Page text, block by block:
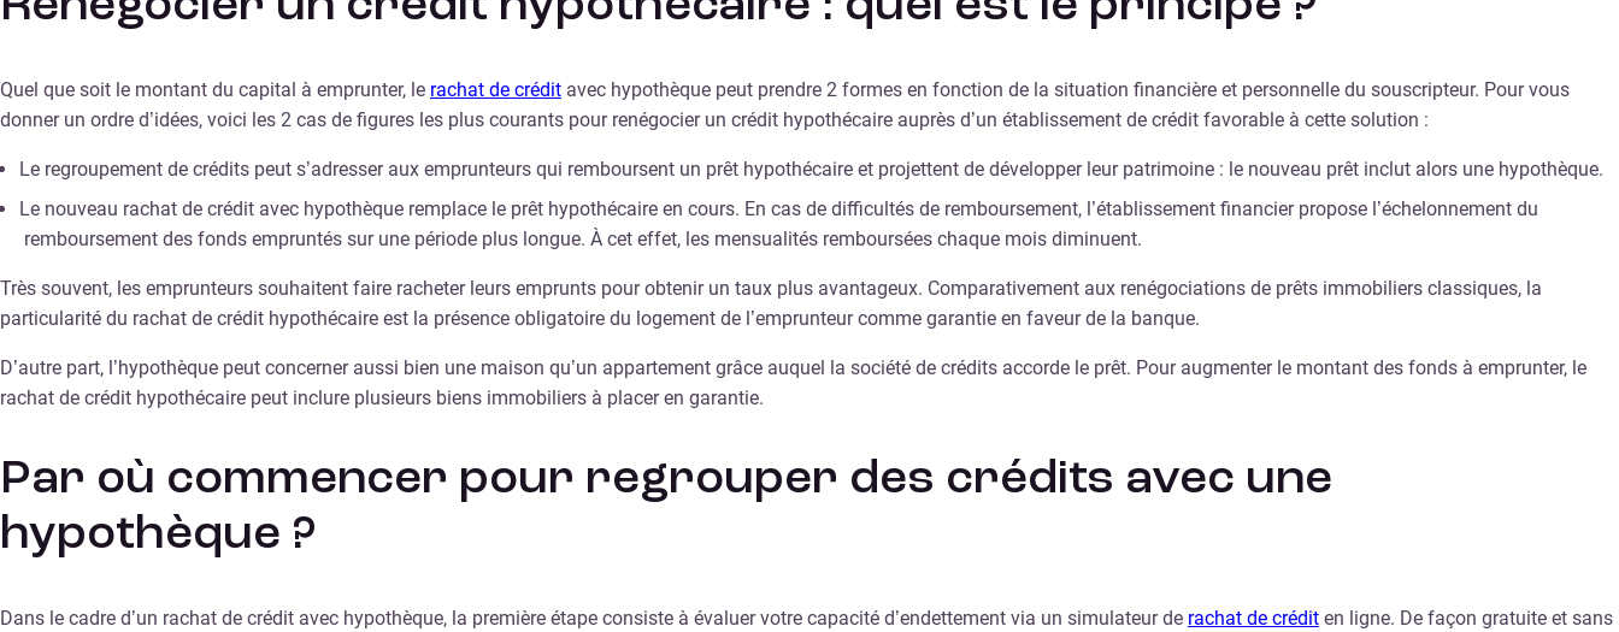
Quel que soit le montant du capital à emprunter, le rachat de crédit avec hypothèque peut prendre 2 formes en fonction de la situation financière et personnelle du souscripteur. Pour vous
donner un ordre d’idées, voici les 2 cas de figures les plus courants pour renégocier un crédit hypothécaire auprès d’un établissement de crédit favorable à cette solution :
Le regroupement de crédits peut s’adresser aux emprunteurs qui remboursent un prêt hypothécaire et projettent de développer leur patrimoine : le nouveau prêt inclut alors une hypothèque.
Le nouveau rachat de crédit avec hypothèque remplace le prêt hypothécaire en cours. En cas de difficultés de remboursement, l’établissement financier propose l’échelonnement du
remboursement des fonds empruntés sur une période plus longue. À cet effet, les mensualités remboursées chaque mois diminuent.
Très souvent, les emprunteurs souhaitent faire racheter leurs emprunts pour obtenir un taux plus avantageux. Comparativement aux renégociations de prêts immobiliers classiques, la
particularité du rachat de crédit hypothécaire est la présence obligatoire du logement de l’emprunteur comme garantie en faveur de la banque.
D’autre part, l’hypothèque peut concerner aussi bien une maison qu’un appartement grâce auquel la société de crédits accorde le prêt. Pour augmenter le montant des fonds à emprunter, le
rachat de crédit hypothécaire peut inclure plusieurs biens immobiliers à placer en garantie.
Par où commencer pour regrouper des crédits avec une
hypothèque ?
Dans le cadre d’un rachat de crédit avec hypothèque, la première étape consiste à évaluer votre capacité d’endettement via un simulateur de rachat de crédit en ligne. De façon gratuite et sans